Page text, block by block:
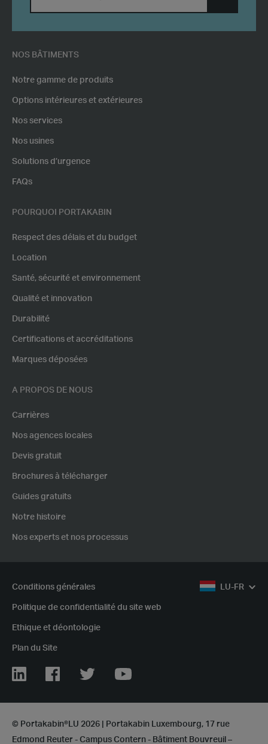
NOS BÂTIMENTS
Notre gamme de produits
Options intérieures et extérieures
Nos services
Nos usines
Solutions d’urgence
FAQs
POURQUOI PORTAKABIN
Respect des délais et du budget
Location
Santé, sécurité et environnement
Qualité et innovation
Durabilité
Certifications et accréditations
Marques déposées
A PROPOS DE NOUS
Carrières
Nos agences locales
Devis gratuit
Brochures à télécharger
Guides gratuits
Notre histoire
Nos experts et nos processus
POSTCODE
LU-FR
Conditions générales
Politique de confidentialité du site web
Ethique et déontologie
Plan du Site
Linkedin Facebook Twitter Youtube
© Portakabin®LU 2026 | Portakabin Luxembourg, 17 rue
Edmond Reuter - Campus Contern - Bâtiment Bouvreuil –